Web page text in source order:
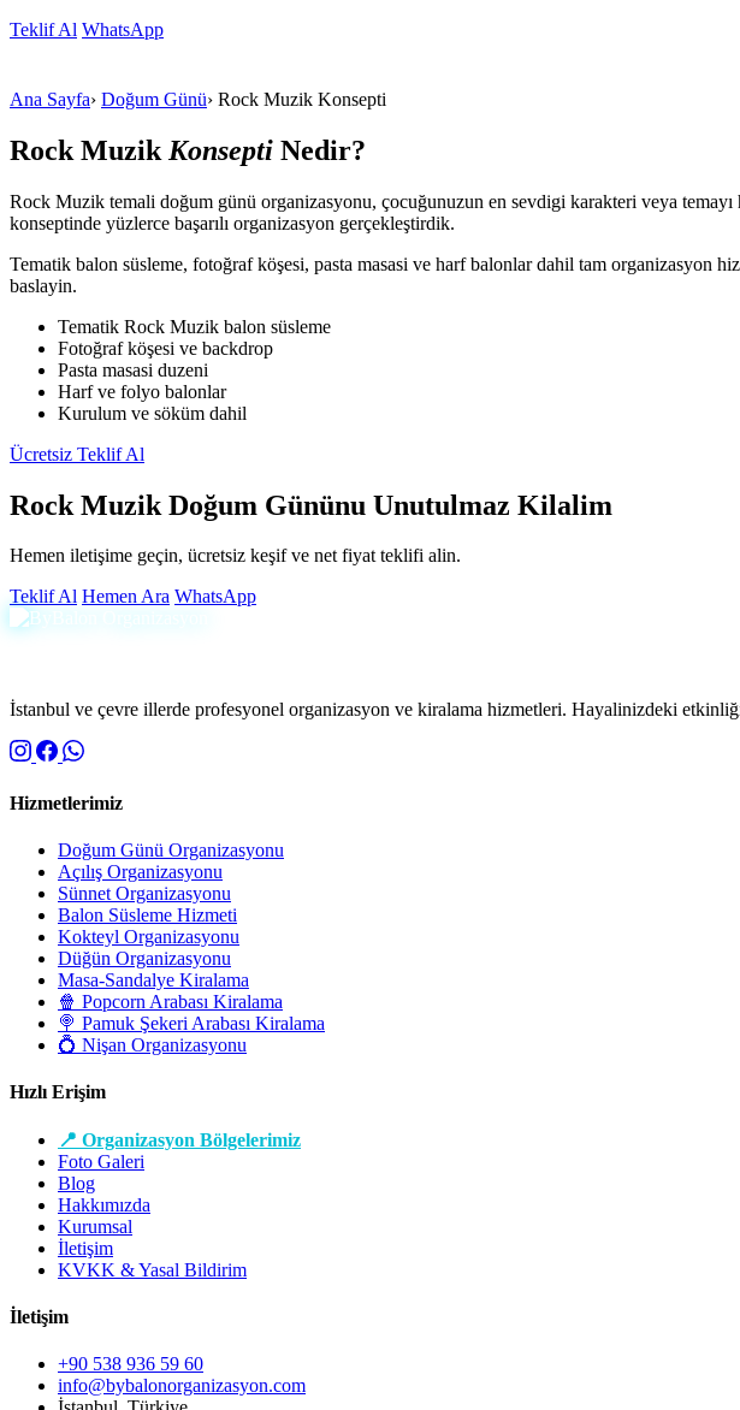
Teklif Al WhatsApp
Ana Sayfa› Doğum Günü› Rock Muzik Konsepti
Rock Muzik Konsepti Nedir?
Rock Muzik temali doğum günü organizasyonu, çocuğunuzun en sevdigi karakteri veya
konseptinde yüzlerce başarılı organizasyon gerçekleştirdik.
Tematik balon süsleme, fotoğraf köşesi, pasta masasi ve harf balonlar dahil tam organizasyon
baslayin.
Tematik Rock Muzik balon süsleme
Fotoğraf köşesi ve backdrop
Pasta masasi duzeni
Harf ve folyo balonlar
Kurulum ve söküm dahil
Ücretsiz Teklif Al
Rock Muzik Doğum Gününu Unutulmaz Kilalim
Hemen iletişime geçin, ücretsiz keşif ve net fiyat teklifi alin.
Teklif Al Hemen Ara WhatsApp
İstanbul ve çevre illerde profesyonel organizasyon ve kiralama hizmetleri. Hayalinizdeki
Hizmetlerimiz
Doğum Günü Organizasyonu
Açılış Organizasyonu
Sünnet Organizasyonu
Balon Süsleme Hizmeti
Kokteyl Organizasyonu
Düğün Organizasyonu
Masa-Sandalye Kiralama
🍿 Popcorn Arabası Kiralama
🍭 Pamuk Şekeri Arabası Kiralama
💍 Nişan Organizasyonu
Hızlı Erişim
📍 Organizasyon Bölgelerimiz
Foto Galeri
Blog
Hakkımızda
Kurumsal
İletişim
KVKK & Yasal Bildirim
İletişim
+90 538 936 59 60
info@bybalonorganizasyon.com